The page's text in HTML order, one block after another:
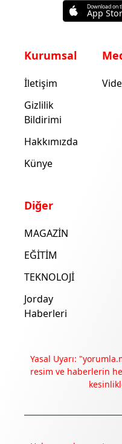
Deneyimini iyileştirmek ve
yalnızca onayınla.
Download on
App
Kurumsal
İletişim
Gizlilik
Bildirimi
Hakkımızda
Künye
Diğer
MAGAZİN
EĞİTİM
TEKNOLOJİ
Jorday
Haberleri
Yasal Uyarı:
resim ve haberlerin